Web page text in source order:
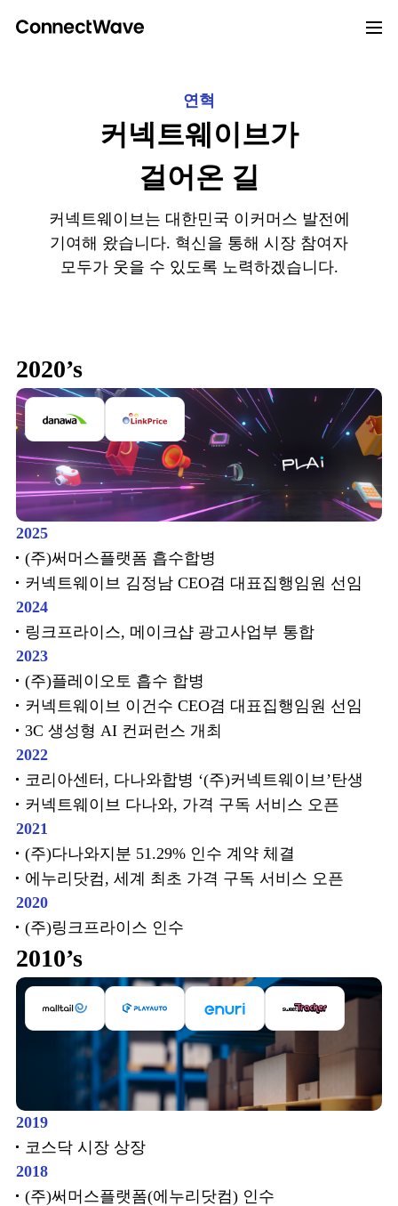
연혁
커넥트웨이브가
걸어온 길
커넥트웨이브는 대한민국 이커머스 발전에
기여해 왔습니다. 혁신을 통해 시장 참여자
모두가 웃을 수 있도록 노력하겠습니다.
2020’s
2025
(주)써머스플랫폼 흡수합병
커넥트웨이브 김정남 CEO겸 대표집행임원 선임
2024
링크프라이스, 메이크샵 광고사업부 통합
2023
(주)플레이오토 흡수 합병
커넥트웨이브 이건수 CEO겸 대표집행임원 선임
3C 생성형 AI 컨퍼런스 개최
2022
코리아센터, 다나와합병 ‘(주)커넥트웨이브’탄생
커넥트웨이브 다나와, 가격 구독 서비스 오픈
2021
(주)다나와지분 51.29% 인수 계약 체결
에누리닷컴, 세계 최초 가격 구독 서비스 오픈
2020
(주)링크프라이스 인수
2010’s
2019
코스닥 시장 상장
2018
(주)써머스플랫폼(에누리닷컴) 인수